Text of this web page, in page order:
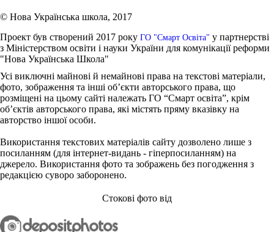
© Нова Українська школа, 2017
Проект був створений 2017 року ГО "Смарт Освіта" у партнерстві
з Міністерством освіти і науки України для комунікації реформи
"Нова Українська Школа"
Усі виключні майнові й немайнові права на текстові матеріали,
фото, зображення та інші об’єкти авторського права, що
розміщені на цьому сайті належать ГО “Смарт освіта”, крім
об’єктів авторського права, які містять пряму вказівку на
авторство іншої особи.
Використання текстових матеріалів сайту дозволено лише з
посиланням (для інтернет-видань - гіперпосиланням) на
джерело. Використання фото та зображень без погодження з
редакцією суворо заборонено.
Стокові фото від